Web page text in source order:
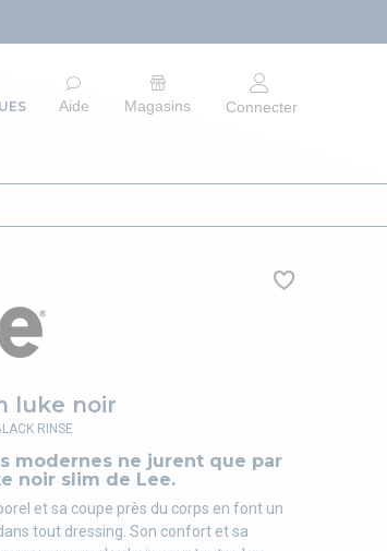
Aide Magasins Connecter
luke noir
modernes ne jurent que par
noir slim de Lee.
et sa coupe près du corps en font un
tout dressing. Son confort et sa
RINSE